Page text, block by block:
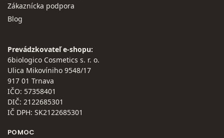
Zákaznícka podpora
Blog
Prevádzkovateľ e-shopu:
6biologico Cosmetics s. r. o.
Ulica Mikovíniho 9548/17
917 01 Trnava
IČO: 57358401
DIČ: 2122685301
IČ DPH: SK2122685301
POMOC